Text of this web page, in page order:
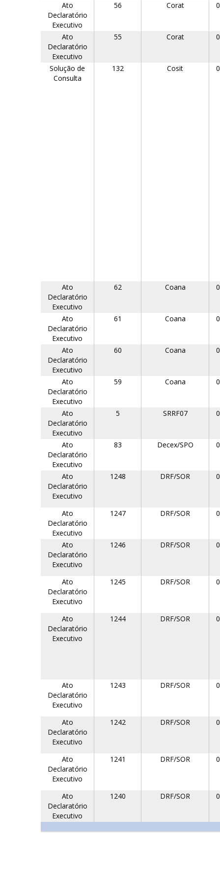
Ato
Declaratório
Executivo
56 Corat
Ato
Declaratório
Executivo
55 Corat
Solução de
Consulta
132 Cosit
Ato
Declaratório
Executivo
62 Coana
Ato
Declaratório
Executivo
61 Coana
Ato
Declaratório
Executivo
60 Coana
Ato
Declaratório
Executivo
59 Coana
Ato
Declaratório
Executivo
5 SRRF07
Ato
Declaratório
Executivo
83 Decex/SPO
Ato
Declaratório
Executivo
1248 DRF/SOR
Ato
Declaratório
Executivo
1247 DRF/SOR
Ato
Declaratório
Executivo
1246 DRF/SOR
Ato
Declaratório
Executivo
1245 DRF/SOR
Ato
Declaratório
Executivo
1244 DRF/SOR
Ato
Declaratório
Executivo
1243 DRF/SOR
Ato
Declaratório
Executivo
1242 DRF/SOR
Ato
Declaratório
Executivo
1241 DRF/SOR
Ato
Declaratório
Executivo
1240 DRF/SOR